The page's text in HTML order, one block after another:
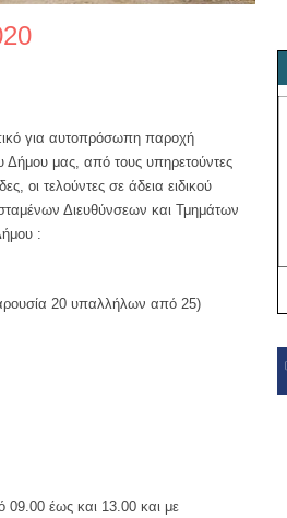
για αυτοπρόσωπη παροχή
Δήμου μας, από τους υπηρετούντες
οι τελούντες σε άδεια ειδικού
Διευθύνσεων και Τμημάτων
:
20 υπαλλήλων από 25)
09.00 έως και 13.00 και με